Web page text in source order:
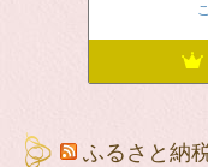
ふるさと納